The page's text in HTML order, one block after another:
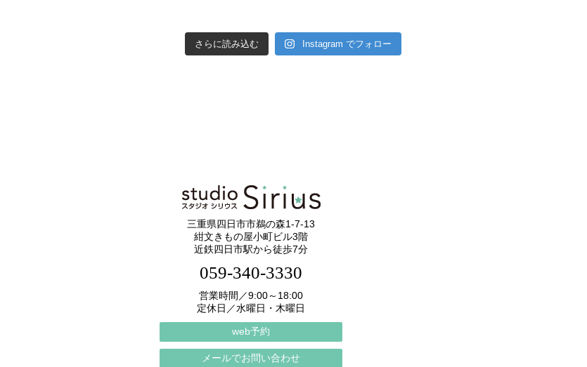
さらに読み込む Instagram でフォロー
三重県四日市市鵜の森1-7-13
紺文きもの屋小町ビル3階
近鉄四日市駅から徒歩7分
059-340-3330
営業時間／9:00～18:00
定休日／水曜日・木曜日
web予約
メールでお問い合わせ